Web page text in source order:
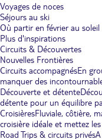
Voyages de noces
Séjours au ski
Où partir en février au soleil
Plus d'inspirations
Circuits & Découvertes
Nouvelles Frontières
Circuits accompagnésEn
manquer des
Découverte et détente
détente pour un équilibre
CroisièresFluviale, côtière,
croisière idéale et mettez
Road Trips & circuits privés